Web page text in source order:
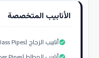
الأنابيب المتخصصة
أنابيب الزجاج (Glass Pipes) (للمختبرات)check_circle